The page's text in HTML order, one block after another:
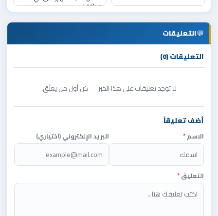
منطقة ا
💬التعليقات
التعليقات (0)
لا توجد تعليقات على هذا الخبر — كن أول من يعلّق.
أضف تعليقاً
الاسم* البريد الإلكتروني (اختياري)
التعليق*